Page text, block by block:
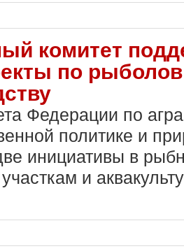
комитет
по
Федерации по
политике и
инициативы в
и